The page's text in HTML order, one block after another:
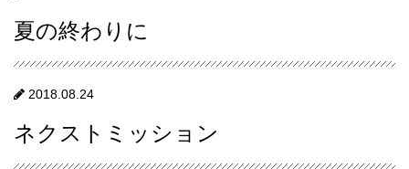
夏の終わりに
2018.08.24
ネクストミッション